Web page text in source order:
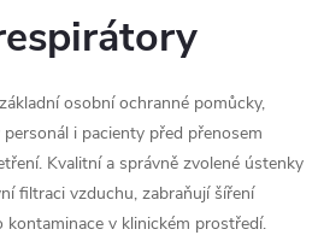
osobní ochranné pomůcky,
i pacienty před přenosem
Kvalitní a správně zvolené ústenky
filtraci vzduchu, zabraňují šíření
kontaminace v klinickém prostředí.